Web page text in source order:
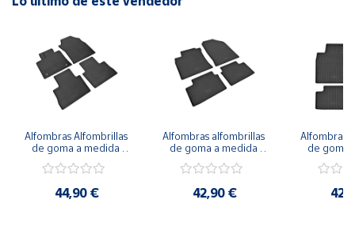
Alfombras Alfombrillas
de goma a medida
partir de 2021
44,90 €
Alfombras alfombrillas
de goma a medida
desde 2018
42,90 €
Alfombras
de goma